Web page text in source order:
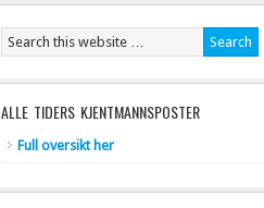
ALLE TIDERS KJENTMANNSPOSTER
Full oversikt her